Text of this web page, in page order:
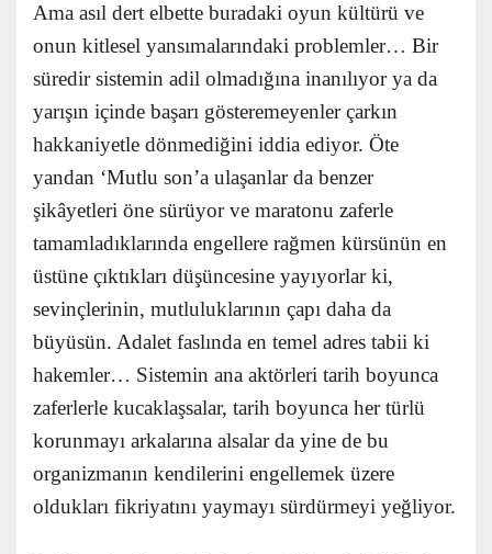
Ama asıl dert elbette buradaki oyun kültürü ve
onun kitlesel yansımalarındaki problemler… Bir
süredir sistemin adil olmadığına inanılıyor ya da
yarışın içinde başarı gösteremeyenler çarkın
hakkaniyetle dönmediğini iddia ediyor. Öte
yandan ‘Mutlu son’a ulaşanlar da benzer
şikâyetleri öne sürüyor ve maratonu zaferle
tamamladıklarında engellere rağmen kürsünün en
üstüne çıktıkları düşüncesine yayıyorlar ki,
sevinçlerinin, mutluluklarının çapı daha da
büyüsün. Adalet faslında en temel adres tabii ki
hakemler… Sistemin ana aktörleri tarih boyunca
zaferlerle kucaklaşsalar, tarih boyunca her türlü
korunmayı arkalarına alsalar da yine de bu
organizmanın kendilerini engellemek üzere
oldukları fikriyatını yaymayı sürdürmeyi yeğliyor.